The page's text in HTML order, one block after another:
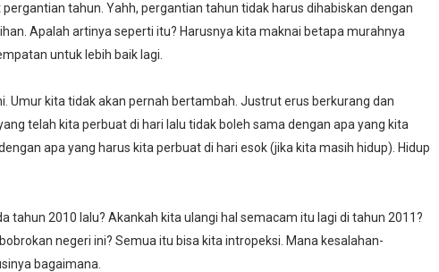
tahun. Yahh, pergantian tahun tidak harus dihabiskan dengan
Apalah artinya seperti itu? Harusnya kita maknai betapa murahnya
untuk lebih baik lagi.
Umur kita tidak akan pernah bertambah. Justrut erus berkurang dan
telah kita perbuat di hari lalu tidak boleh sama dengan apa yang kita
apa yang harus kita perbuat di hari esok (jika kita masih hidup). Hidup
tahun 2010 lalu? Akankah kita ulangi hal semacam itu lagi di tahun 2011?
negeri ini? Semua itu bisa kita intropeksi. Mana kesalahan-
bagaimana.